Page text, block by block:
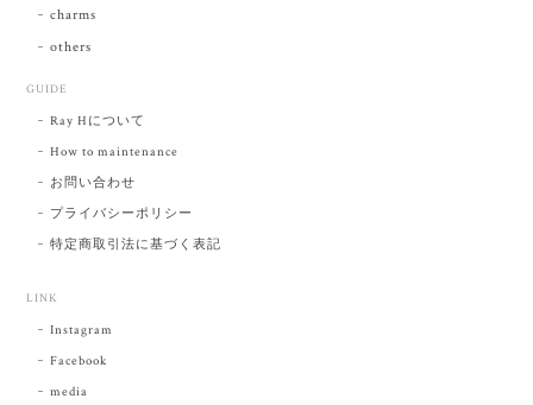
charms
others
GUIDE
Ray Hについて
How to maintenance
お問い合わせ
プライバシーポリシー
特定商取引法に基づく表記
LINK
Instagram
Facebook
media